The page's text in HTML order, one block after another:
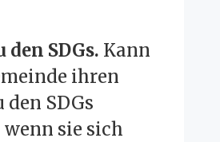
SDGs. Kann
ihren
SDGs
sie sich